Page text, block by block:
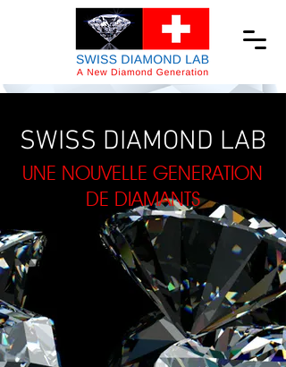
SWISS DIAMOND LAB
UNE NOUVELLE GENERATION
DE DIAMANTS